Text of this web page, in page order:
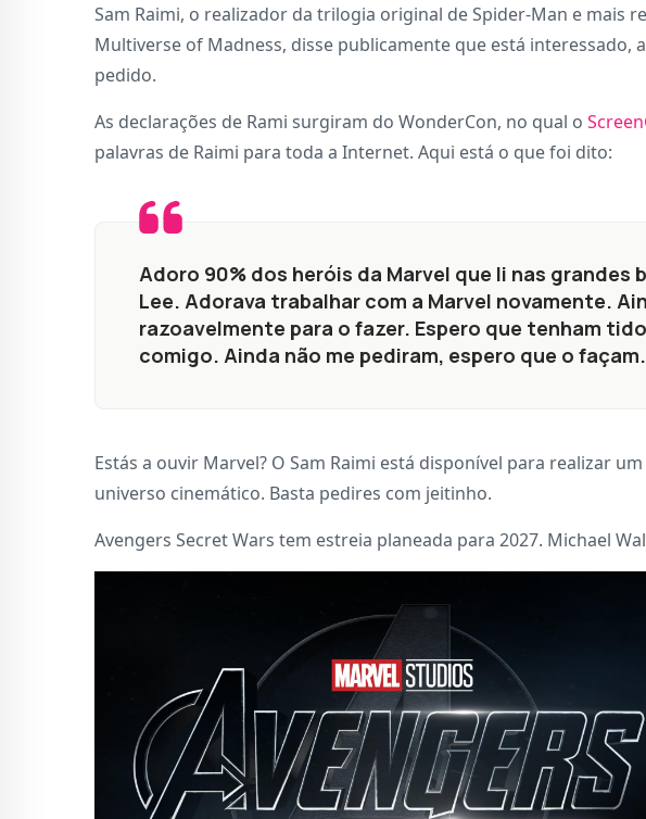
Sam Raimi, o realizador da trilogia original de Spider-Man e mais
Multiverse of Madness, disse publicamente que está interessado,
pedido.
As declarações de Rami surgiram do WonderCon, no qual o
palavras de Raimi para toda a Internet. Aqui está o que foi dito:
Adoro 90% dos heróis da Marvel que li nas grandes
Lee. Adorava trabalhar com a Marvel novamente.
razoavelmente para o fazer. Espero que tenham
comigo. Ainda não me pediram, espero que o façam.
Estás a ouvir Marvel? O Sam Raimi está disponível para realizar
universo cinemático. Basta pedires com jeitinho.
Avengers Secret Wars tem estreia planeada para 2027. Michael